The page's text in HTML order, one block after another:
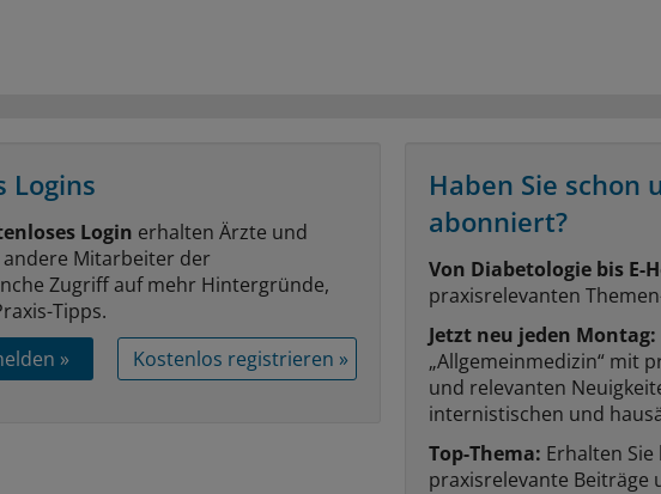
Logins
Login erhalten Ärzte und
Mitarbeiter der
Zugriff auf mehr Hintergründe,
Tipps.
»
Kostenlos registrieren »
Haben Sie schon
abonniert?
Von Diabetologie bis E-
praxisrelevanten
Jetzt neu jeden Montag:
„Allgemeinmedizin“ mit
und relevanten
internistischen und
Top-Thema: Erhalten
praxisrelevante Beiträge